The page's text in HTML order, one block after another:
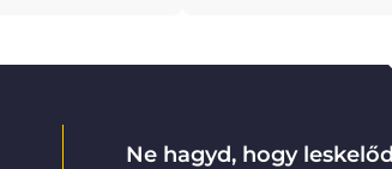
Ne hagyd, hogy